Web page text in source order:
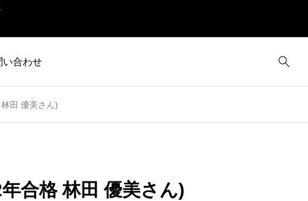
い合わせ
田 優美さん)
合格 林田 優美さん)